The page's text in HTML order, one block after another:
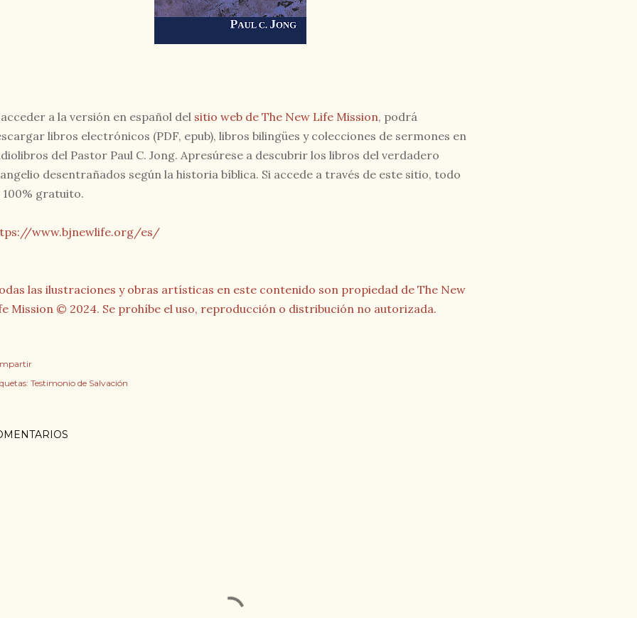
acceder a la versión en español del sitio web de The New Life Mission, podrá
libros electrónicos (PDF, epub), libros bilingües y colecciones de sermones en
del Pastor Paul C. Jong. Apresúrese a descubrir los libros del verdadero
desentrañados según la historia bíblica. Si accede a través de este sitio, todo
100% gratuito.
www.bjnewlife.org/es/
las ilustraciones y obras artísticas en este contenido son propiedad de The New
Mission © 2024. Se prohíbe el uso, reproducción o distribución no autorizada.
Testimonio de Salvación